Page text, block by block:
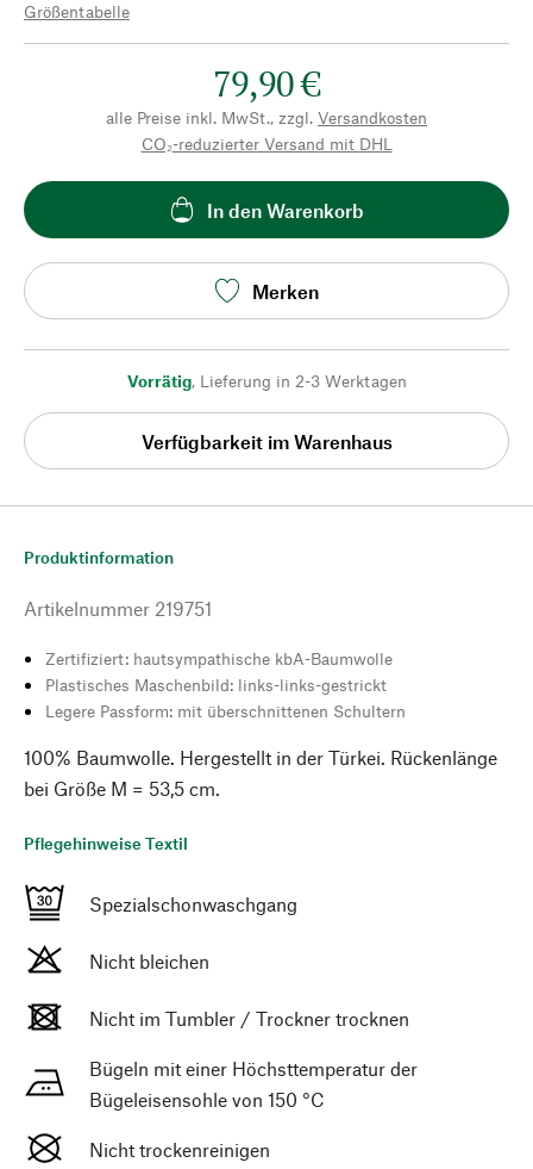
Größentabelle
79,90 €
alle Preise inkl. MwSt., zzgl. Versandkosten
CO₂-reduzierter Versand mit DHL
In den Warenkorb
Merken
Vorrätig, Lieferung in 2-3 Werktagen
Verfügbarkeit im Warenhaus
Produktinformation
Artikelnummer 219751
Zertifiziert: hautsympathische kbA-Baumwolle
Plastisches Maschenbild: links-links-gestrickt
Legere Passform: mit überschnittenen Schultern
100% Baumwolle. Hergestellt in der Türkei. Rückenlänge
bei Größe M = 53,5 cm.
Pflegehinweise Textil
Spezialschonwaschgang
Nicht bleichen
Nicht im Tumbler / Trockner trocknen
Bügeln mit einer Höchsttemperatur der
Bügeleisensohle von 150 °C
Nicht trockenreinigen